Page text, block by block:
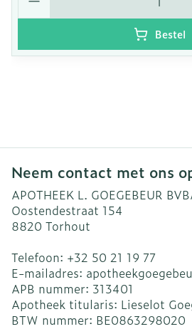
Bestel
Neem contact met ons
APOTHEEK L. GOEGEBEUR
Oostendestraat 154
8820 Torhout
Telefoon: +32 50 21 19 77
E-mailadres:
APB nummer: 313401
Apotheek titularis: Lieselot
BTW nummer: BE0863298020